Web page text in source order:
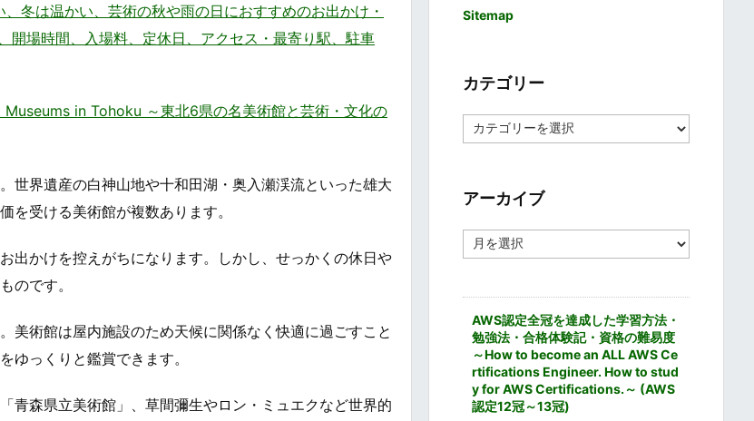
冬は温かい、芸術の秋や雨の日におすすめのお出かけ・
場時間、入場料、定休日、アクセス・最寄り駅、駐車
in Tohoku ～東北6県の名美術館と芸術・文化の
世界遺産の白神山地や十和田湖・奥入瀬渓流といった雄大
を受ける美術館が複数あります。
出かけを控えがちになります。しかし、せっかくの休日や
のです。
美術館は屋内施設のため天候に関係なく快適に過ごすこと
ゆっくりと鑑賞できます。
青森県立美術館」、草間彌生やロン・ミュエクなど世界的
Sitemap
カテゴリー
テ
ー
アーカイブ
ー
AWS認定全冠を達成した学習方法・
勉強法・合格体験記・資格の難易度
～How to become an ALL AWS Ce
rtifications Engineer. How to stud
y for AWS Certifications.～ (AWS
認定12冠～13冠)